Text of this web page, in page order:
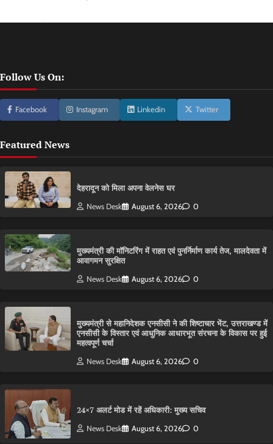
Follow Us On:
Facebook Instagram Linkedin Twitter
Featured News
देहरादून को मिला अपना वेलनेस घर
News Desk August 6, 2026 0
मुख्यमंत्री की मॉनिटरिंग में राहत एवं पुनर्निर्माण कार्य तेज, मालदेवता में
आवागमन सुरक्षित
News Desk August 6, 2026 0
मुख्यमंत्री से महानिदेशक एनसीसी ने की शिष्टाचार भेंट, उत्तराखण्ड में
एनसीसी के विस्तार एवं आधुनिक आधारभूत संरचना के विकास पर हुई
महत्वपूर्ण चर्चा
News Desk August 6, 2026 0
24×7 अलर्ट मोड में रहें अधिकारी: मुख्य सचिव
News Desk August 6, 2026 0